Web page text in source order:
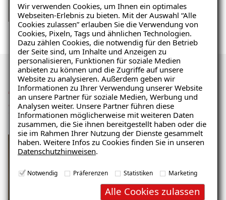
Wir verwenden Cookies, um Ihnen ein optimales
Webseiten-Erlebnis zu bieten. Mit der Auswahl “Alle
Cookies zulassen” erlauben Sie die Verwendung von
Cookies, Pixeln, Tags und ähnlichen Technologien.
Dazu zählen Cookies, die notwendig für den Betrieb
der Seite sind, um Inhalte und Anzeigen zu
personalisieren, Funktionen für soziale Medien
anbieten zu können und die Zugriffe auf unsere
Website zu analysieren. Außerdem geben wir
Informationen zu Ihrer Verwendung unserer Website
an unsere Partner für soziale Medien, Werbung und
Analysen weiter. Unsere Partner führen diese
Informationen möglicherweise mit weiteren Daten
zusammen, die Sie ihnen bereitgestellt haben oder die
sie im Rahmen Ihrer Nutzung der Dienste gesammelt
haben. Weitere Infos zu Cookies finden Sie in unseren
Datenschutzhinweisen.
Notwendig Präferenzen Statistiken Marketing
Alle Cookies zulassen
Mehr Eindrücke der
Sanierung